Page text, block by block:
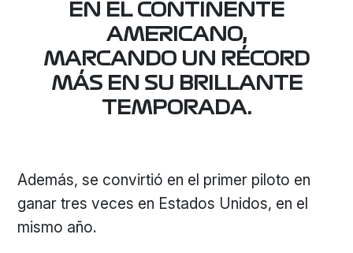
EN EL CONTINENTE
AMERICANO,
MARCANDO UN RÉCORD
MÁS EN SU BRILLANTE
TEMPORADA.
Además, se convirtió en el primer piloto en
ganar tres veces en Estados Unidos, en el
mismo año.